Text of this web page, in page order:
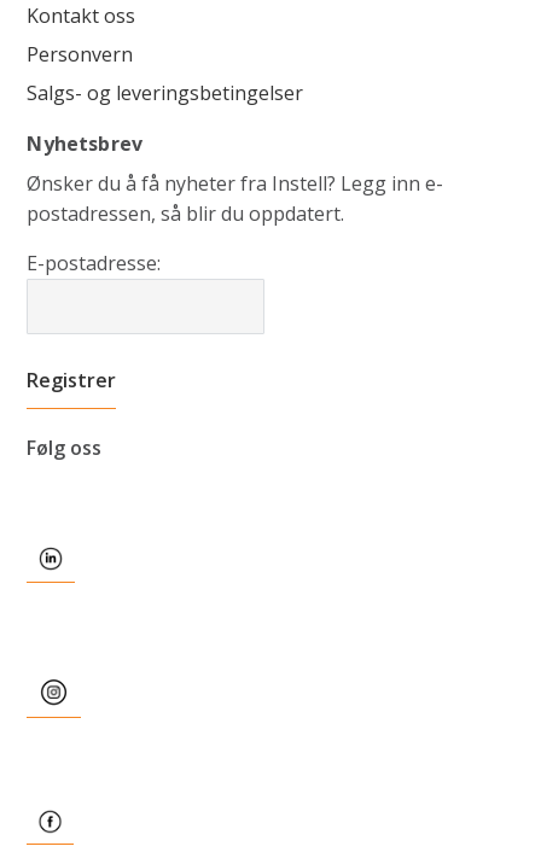
Kontakt oss
Personvern
Salgs- og leveringsbetingelser
Nyhetsbrev
Ønsker du å få nyheter fra Instell? Legg inn e-
postadressen, så blir du oppdatert.
E-postadresse:
Følg oss